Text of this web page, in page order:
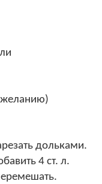
дольками.
4 ст. л.